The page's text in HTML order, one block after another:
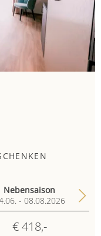
Nebensaison
- 08.08.2026
€ 418,-